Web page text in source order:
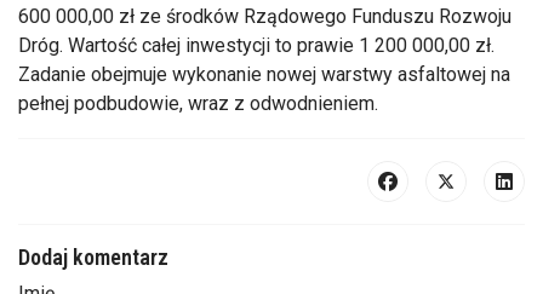
600 000,00 zł ze środków Rządowego Funduszu Rozwoju
Dróg. Wartość całej inwestycji to prawie 1 200 000,00 zł.
Zadanie obejmuje wykonanie nowej warstwy asfaltowej na
pełnej podbudowie, wraz z odwodnieniem.
Dodaj komentarz